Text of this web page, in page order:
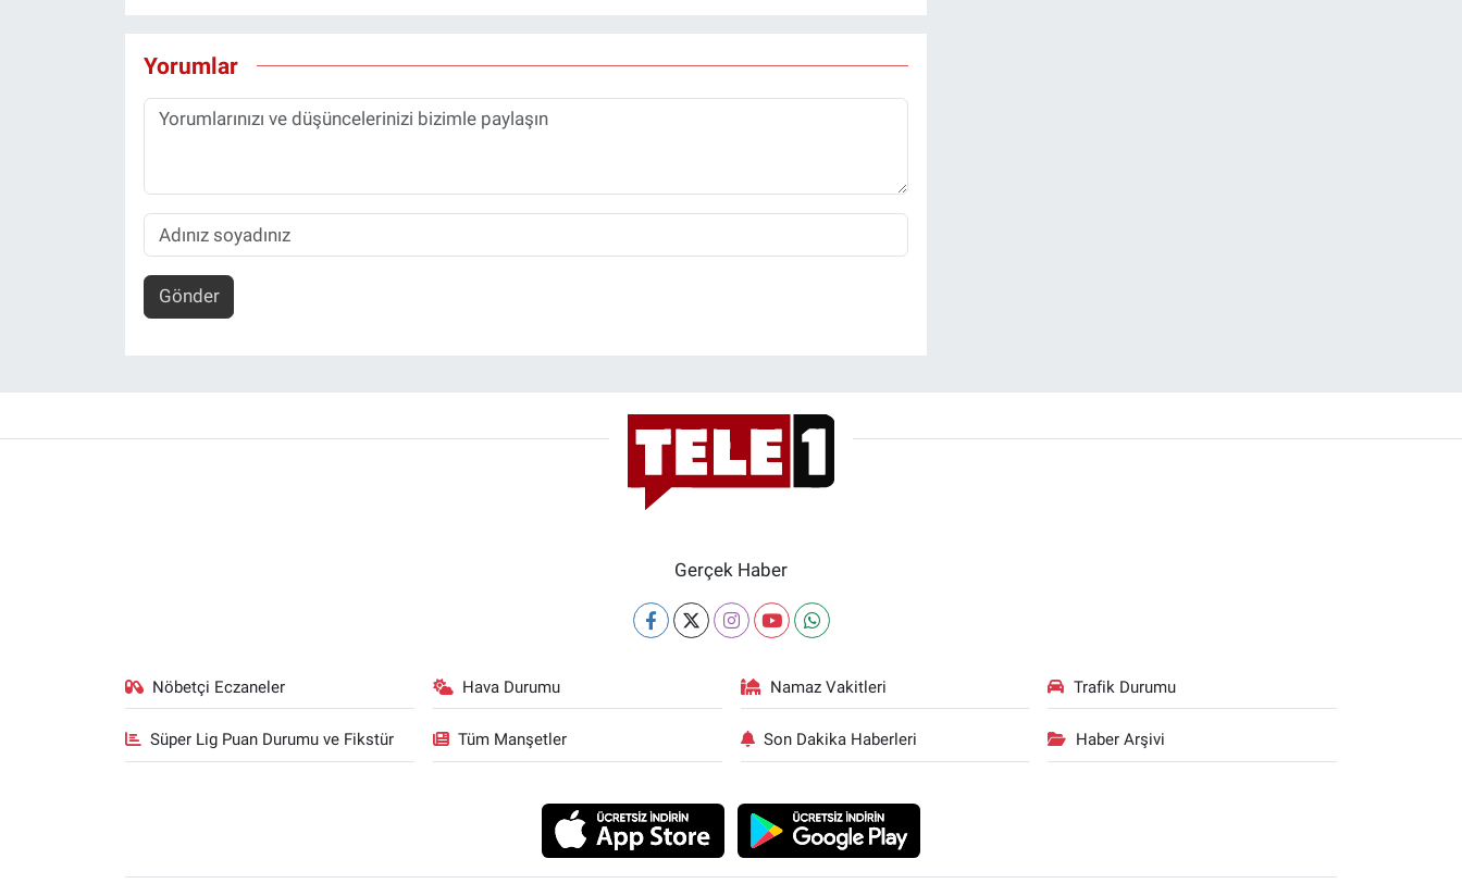
Yorumlar
Gönder
Gerçek Haber
Nöbetçi Eczaneler Hava Durumu Namaz Vakitleri Trafik Durumu
Süper Lig Puan Durumu ve Fikstür Tüm Manşetler Son Dakika Haberleri Haber Arşivi